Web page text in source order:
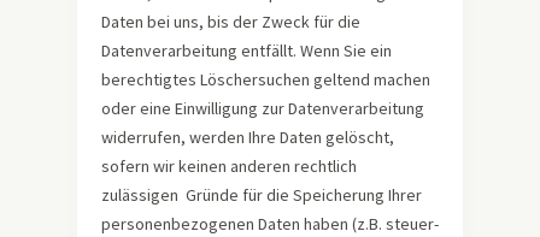
Daten bei uns, bis der Zweck für die
Datenverarbeitung entfällt. Wenn Sie ein
berechtigtes Löschersuchen geltend machen
oder eine Einwilligung zur Datenverarbeitung
widerrufen, werden Ihre Daten gelöscht,
sofern wir keinen anderen rechtlich
zulässigen Gründe für die Speicherung Ihrer
personenbezogenen Daten haben (z.B. steuer-